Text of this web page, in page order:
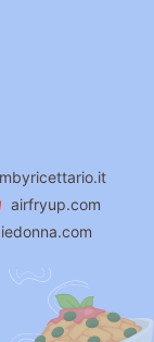
airfryup.com